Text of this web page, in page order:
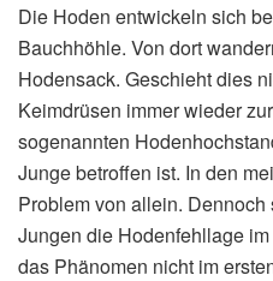
Die Hoden entwickeln sich
Bauchhöhle. Von dort
Hodensack. Geschieht dies
Keimdrüsen immer wieder
sogenannten
Junge betroffen ist. In den
Problem von allein.
Jungen die Hodenfehllage
das Phänomen nicht im